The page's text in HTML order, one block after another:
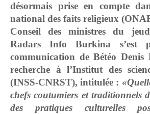
désormais prise en compte
national des faits religieux
Conseil des ministres du
Radars Info Burkina s’est
communication de Bétéo Denis
recherche à l’Institut des
(INSS-CNRST), intitulée :
chefs coutumiers et traditionnels
des pratiques culturelles